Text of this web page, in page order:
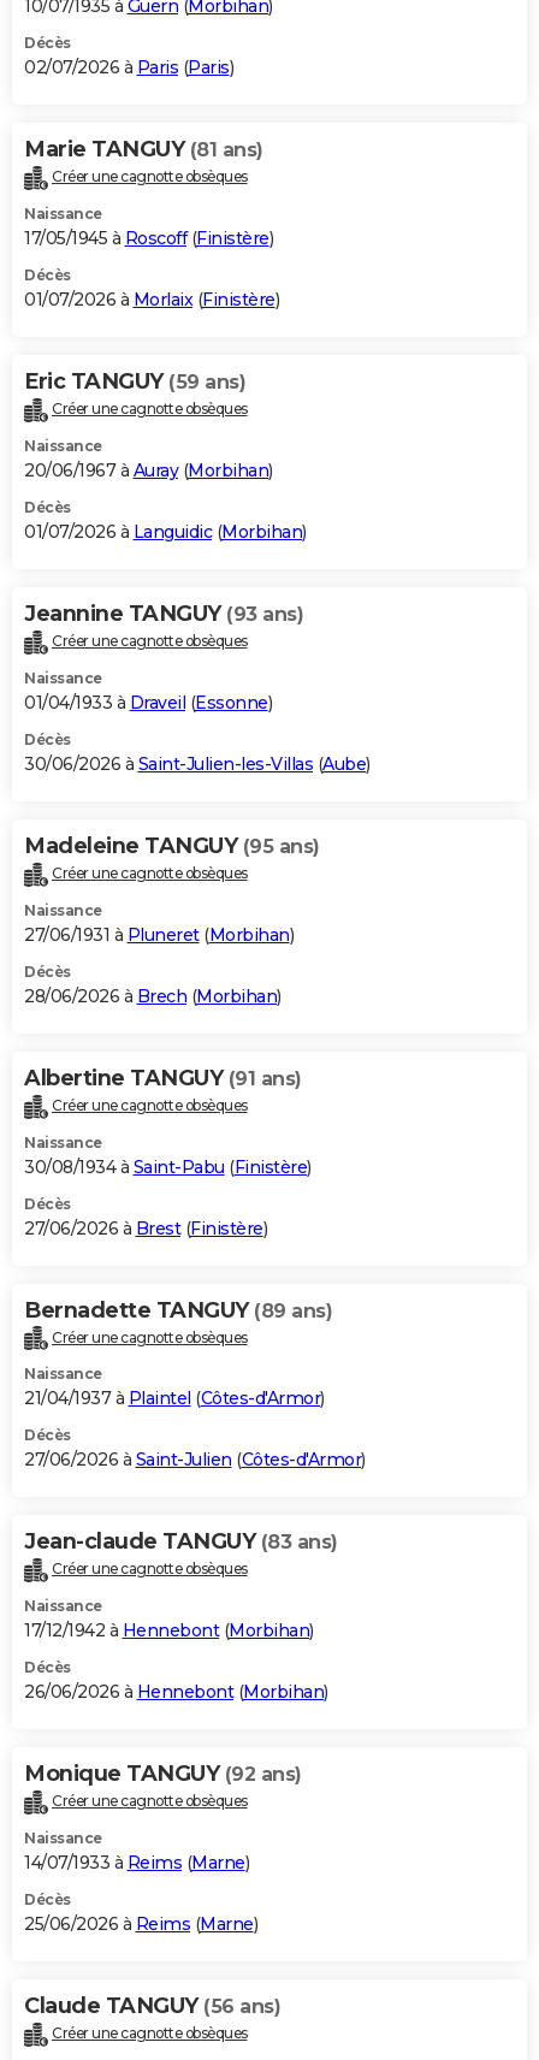
10/07/1935 à Guern (Morbihan)
Décès
02/07/2026 à Paris (Paris)
Marie TANGUY (81 ans)
Créer une cagnotte obsèques
Naissance
17/05/1945 à Roscoff(Finistère)
Décès
01/07/2026 à Morlaix(Finistère)
Eric TANGUY (59 ans)
Créer une cagnotte obsèques
Naissance
20/06/1967 à Auray(Morbihan)
Décès
01/07/2026 à Languidic(Morbihan)
Jeannine TANGUY (93 ans)
Créer une cagnotte obsèques
Naissance
01/04/1933 à Draveil (Essonne)
Décès
30/06/2026 à Saint-Julien-les-Villas (Aube)
Madeleine TANGUY (95 ans)
Créer une cagnotte obsèques
Naissance
27/06/1931 à Pluneret(Morbihan)
Décès
28/06/2026 à Brech (Morbihan)
Albertine TANGUY (91 ans)
Créer une cagnotte obsèques
Naissance
30/08/1934 à Saint-Pabu (Finistère)
Décès
27/06/2026 à Brest(Finistère)
Bernadette TANGUY (89 ans)
Créer une cagnotte obsèques
Naissance
21/04/1937 à Plaintel (Côtes-d'Armor)
Décès
27/06/2026 à Saint-Julien (Côtes-d'Armor)
Jean-claude TANGUY (83 ans)
Créer une cagnotte obsèques
Naissance
17/12/1942 à Hennebont(Morbihan)
Décès
26/06/2026 à Hennebont(Morbihan)
Monique TANGUY (92 ans)
Créer une cagnotte obsèques
Naissance
14/07/1933 à Reims (Marne)
Décès
25/06/2026 à Reims (Marne)
Claude TANGUY (56 ans)
Créer une cagnotte obsèques